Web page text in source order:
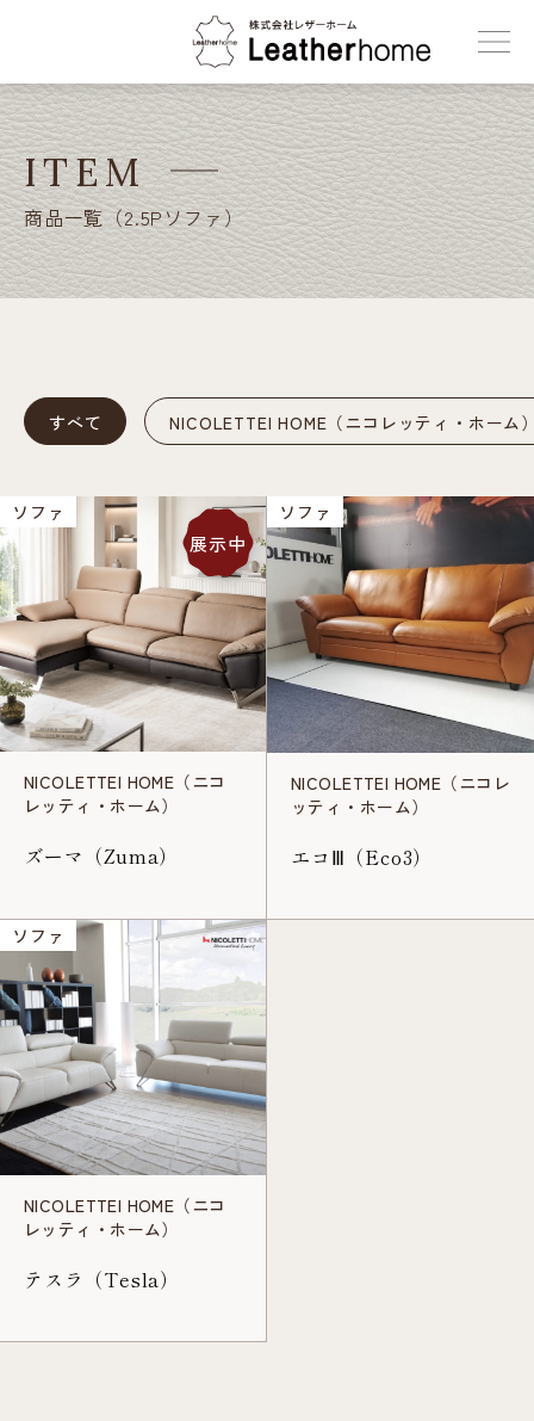
株式会社レザーホーム
ITEM
商品一覧（2.5Pソファ）
すべて NICOLETTEI HOME（ニコレッティ・ホーム
ソファ
展示中
NICOLETTEI HOME（ニコ
レッティ・ホーム）
ズーマ（Zuma）
ソファ
NICOLETTEI HOME（ニコレ
ッティ・ホーム）
エコⅢ（Eco3）
ソファ
NICOLETTEI HOME（ニコ
レッティ・ホーム）
テスラ（Tesla）